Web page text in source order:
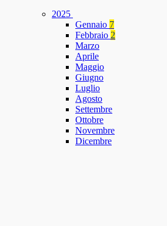
2025
Gennaio 7
Febbraio 2
Marzo
Aprile
Maggio
Giugno
Luglio
Agosto
Settembre
Ottobre
Novembre
Dicembre